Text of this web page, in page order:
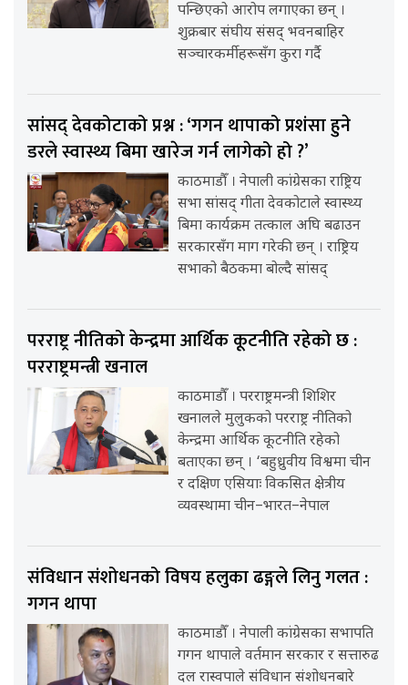
पन्छिएको आरोप लगाएका छन् ।
शुक्रबार संघीय संसद् भवनबाहिर
सञ्चारकर्मीहरूसँग कुरा गर्दै
सांसद् देवकोटाको प्रश्न : ‘गगन थापाको प्रशंसा हुने
डरले स्वास्थ्य बिमा खारेज गर्न लागेको हो ?’
काठमाडौँ । नेपाली कांग्रेसका राष्ट्रिय
सभा सांसद् गीता देवकोटाले स्वास्थ्य
बिमा कार्यक्रम तत्काल अघि बढाउन
सरकारसँग माग गरेकी छन् । राष्ट्रिय
सभाको बैठकमा बोल्दै सांसद्
परराष्ट्र नीतिको केन्द्रमा आर्थिक कूटनीति रहेको छ :
परराष्ट्रमन्त्री खनाल
काठमाडौँ । परराष्ट्रमन्त्री शिशिर
खनालले मुलुकको परराष्ट्र नीतिको
केन्द्रमा आर्थिक कूटनीति रहेको
बताएका छन् । ‘बहुध्रुवीय विश्वमा चीन
र दक्षिण एसियाः विकसित क्षेत्रीय
व्यवस्थामा चीन–भारत–नेपाल
संविधान संशोधनको विषय हलुका ढङ्गले लिनु गलत :
गगन थापा
काठमाडौँ । नेपाली कांग्रेसका सभापति
गगन थापाले वर्तमान सरकार र सत्तारुढ
दल रास्वपाले संविधान संशोधनबारे